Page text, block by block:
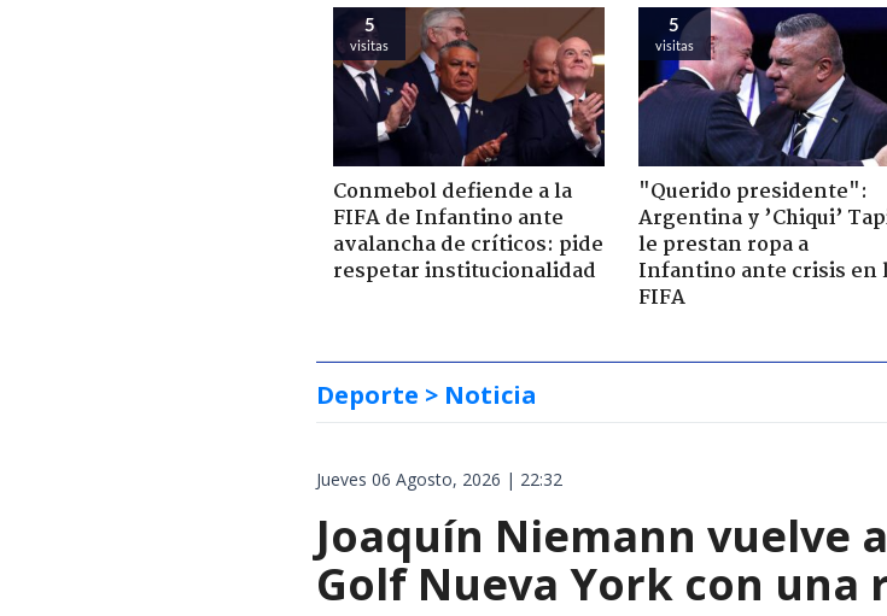
5
visitas
Conmebol defiende a la
FIFA de Infantino ante
avalancha de críticos: pide
respetar institucionalidad
5
visitas
"Querido presidente":
Argentina y ’Chiqui’
le prestan ropa a
Infantino ante crisis en
FIFA
Deporte > Noticia
Jueves 06 Agosto, 2026 | 22:32
Joaquín Niemann vuelve
Golf Nueva York con una